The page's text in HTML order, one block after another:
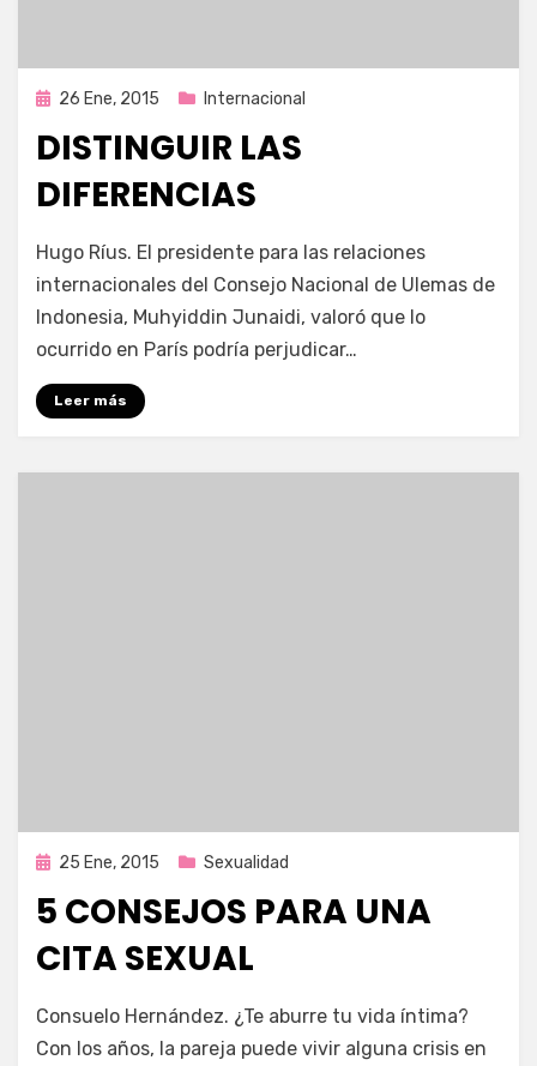
Publicada
26 Ene, 2015 Internacional
DISTINGUIR LAS
DIFERENCIAS
Enrique
Hugo Ríus. El presidente para las relaciones
internacionales del Consejo Nacional de Ulemas de
Indonesia, Muhyiddin Junaidi, valoró que lo
ocurrido en París podría perjudicar…
Leer más
Publicada
25 Ene, 2015 Sexualidad
5 CONSEJOS PARA UNA
CITA SEXUAL
Enrique
Consuelo Hernández. ¿Te aburre tu vida íntima?
Con los años, la pareja puede vivir alguna crisis en